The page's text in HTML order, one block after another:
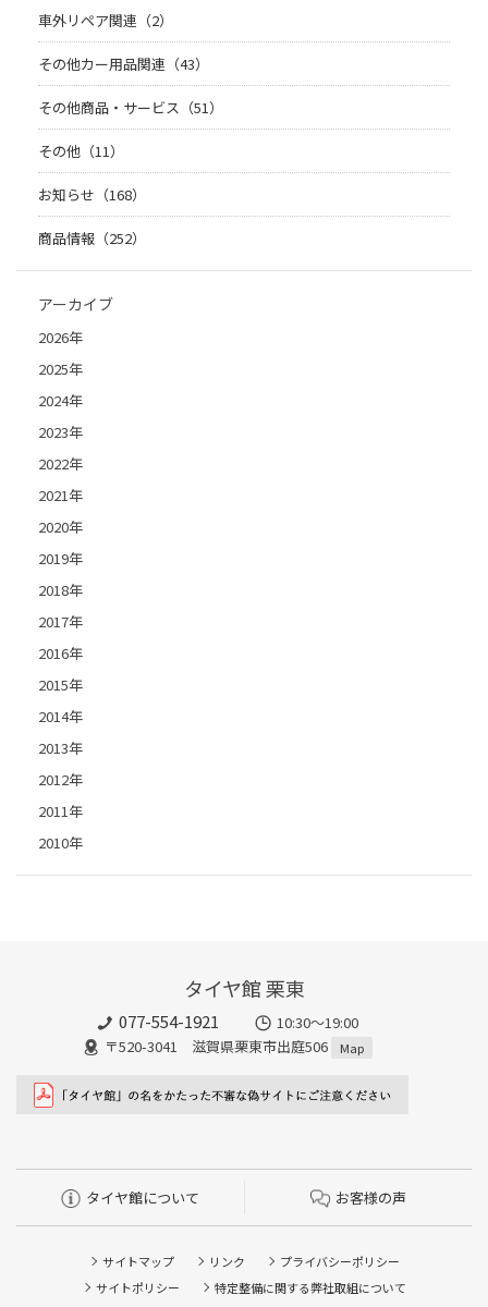
車外リペア関連（2）
その他カー用品関連（43）
その他商品・サービス（51）
その他（11）
お知らせ（168）
商品情報（252）
アーカイブ
2026年
2025年
2024年
2023年
2022年
2021年
2020年
2019年
2018年
2017年
2016年
2015年
2014年
2013年
2012年
2011年
2010年
タイヤ館 栗東
077-554-1921
10:30～19:00
〒520-3041 滋賀県栗東市出庭506
Map
タイヤ館について お客様の声
サイトマップ リンク
プライバシーポリシー
サイトポリシー
特定整備に関する弊社取組について